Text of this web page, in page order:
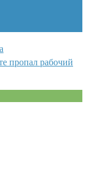
пропал рабочий